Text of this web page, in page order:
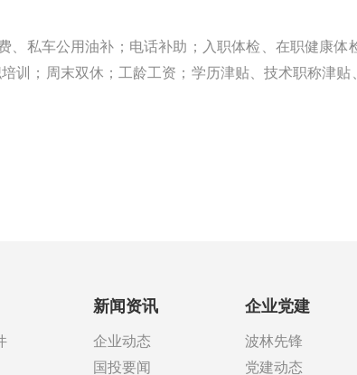
、私车公用油补；电话补助；入职体检、在职健康
训；周末双休；工龄工资；学历津贴、技术职称津
新闻资讯
企业动态
国投要闻
企业党建
波林先锋
党建动态